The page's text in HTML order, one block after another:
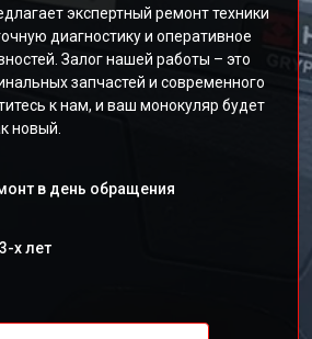
экспертный ремонт техники
диагностику и оперативное
Залог нашей работы – это
запчастей и современного
к нам, и ваш монокуляр будет
новый.
в день обращения
х лет